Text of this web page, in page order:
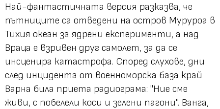
Най-фантастичната версия разказва, че
пътниците са отведени на остров Муруроа в
Тихия океан за ядрени експерименти, а над
Враца е взривен друг самолет, за да се
инсценира катастрофа. Според слухове, дни
след инцидента от военноморска база край
Варна била приета радиограма: "Ние сме
живи, с побелели коси и зелени пагони". Ванга,